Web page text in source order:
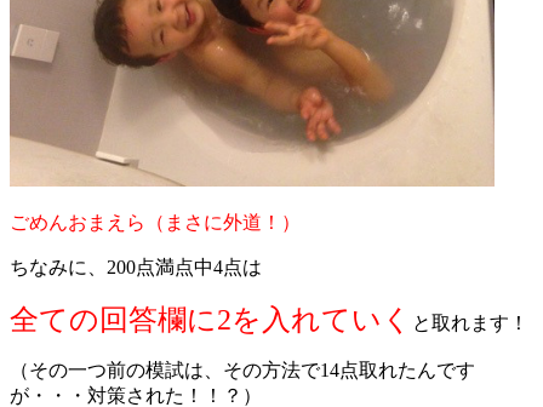
ごめんおまえら（まさに外道！）
ちなみに、200点満点中4点は
全ての回答欄に2を入れていく と取れます！
（その一つ前の模試は、その方法で14点取れたんです
が・・・対策された！！？）